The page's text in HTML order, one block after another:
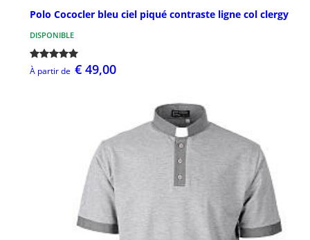
Polo Cococler bleu ciel piqué contraste ligne col clergy
DISPONIBLE
À partir de € 49,00